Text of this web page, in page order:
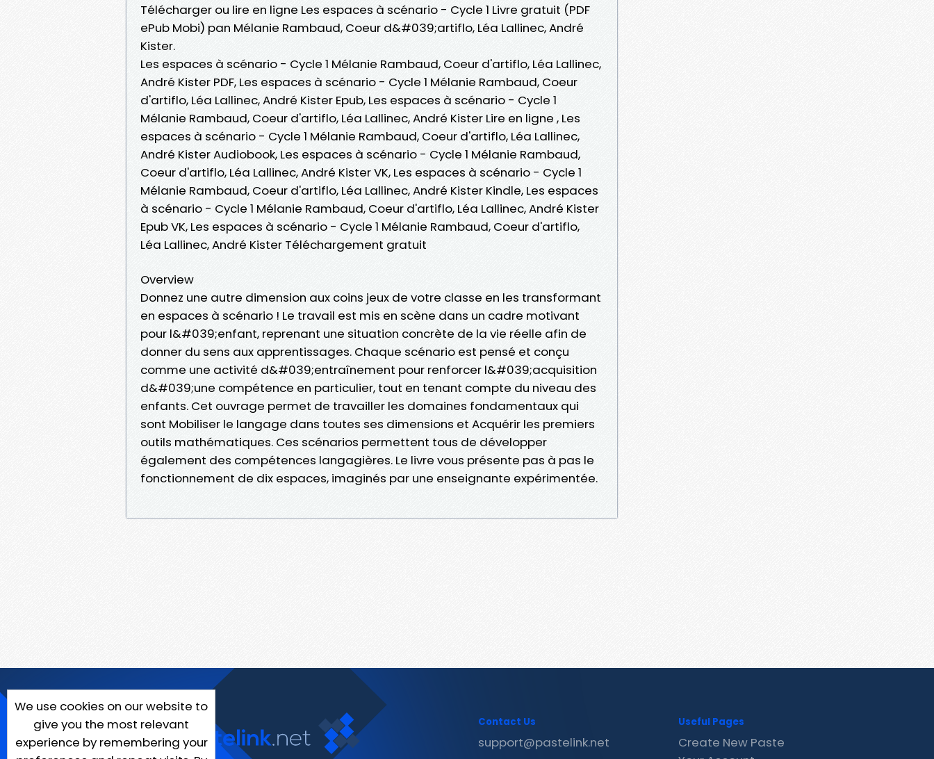
Télécharger ou lire en ligne Les espaces à scénario - Cycle 1 Livre gratuit (PDF
ePub Mobi) pan Mélanie Rambaud, Coeur d&#039;artiflo, Léa Lallinec, André
Kister.
Les espaces à scénario - Cycle 1 Mélanie Rambaud, Coeur d'artiflo, Léa Lallinec,
André Kister PDF, Les espaces à scénario - Cycle 1 Mélanie Rambaud, Coeur
d'artiflo, Léa Lallinec, André Kister Epub, Les espaces à scénario - Cycle 1
Mélanie Rambaud, Coeur d'artiflo, Léa Lallinec, André Kister Lire en ligne , Les
espaces à scénario - Cycle 1 Mélanie Rambaud, Coeur d'artiflo, Léa Lallinec,
André Kister Audiobook, Les espaces à scénario - Cycle 1 Mélanie Rambaud,
Coeur d'artiflo, Léa Lallinec, André Kister VK, Les espaces à scénario - Cycle 1
Mélanie Rambaud, Coeur d'artiflo, Léa Lallinec, André Kister Kindle, Les espaces
à scénario - Cycle 1 Mélanie Rambaud, Coeur d'artiflo, Léa Lallinec, André Kister
Epub VK, Les espaces à scénario - Cycle 1 Mélanie Rambaud, Coeur d'artiflo,
Léa Lallinec, André Kister Téléchargement gratuit
Overview
Donnez une autre dimension aux coins jeux de votre classe en les transformant
en espaces à scénario ! Le travail est mis en scène dans un cadre motivant
pour l&#039;enfant, reprenant une situation concrète de la vie réelle afin de
donner du sens aux apprentissages. Chaque scénario est pensé et conçu
comme une activité d&#039;entraînement pour renforcer l&#039;acquisition
d&#039;une compétence en particulier, tout en tenant compte du niveau des
enfants. Cet ouvrage permet de travailler les domaines fondamentaux qui
sont Mobiliser le langage dans toutes ses dimensions et Acquérir les premiers
outils mathématiques. Ces scénarios permettent tous de développer
également des compétences langagières. Le livre vous présente pas à pas le
fonctionnement de dix espaces, imaginés par une enseignante expérimentée.
We use cookies on our website to
give you the most relevant
experience by remembering your
Contact Us
support@pastelink.net
Useful Pages
Create New Paste